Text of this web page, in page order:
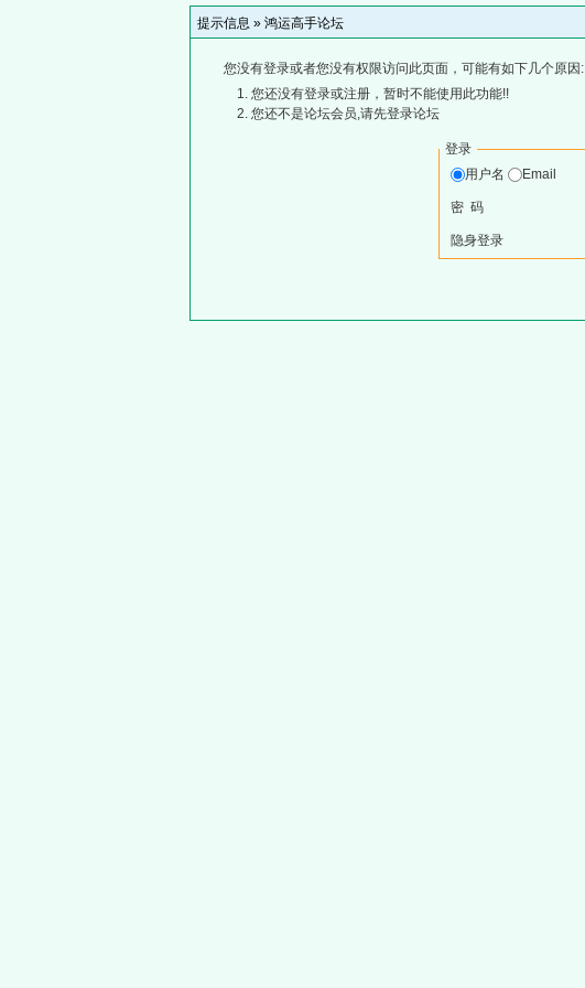
提示信息 » 鸿运高手论坛
您没有登录或者您没有权限访问此页面，可能有如下几个原因:
您还没有登录或注册，暂时不能使用此功能!!
您还不是论坛会员,请先登录论坛
登录
用户名
Email
密 码
隐身登录